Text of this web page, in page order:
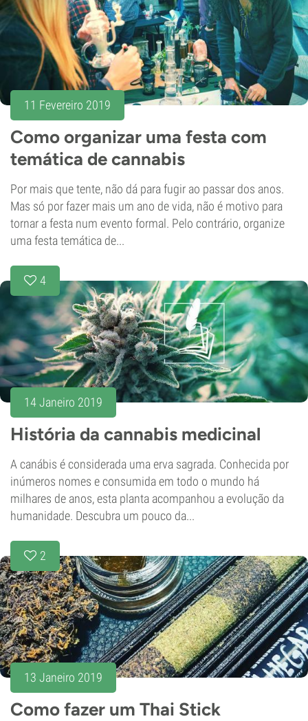
11 Fevereiro 2019
Como organizar uma festa com
temática de cannabis
Por mais que tente, não dá para fugir ao passar dos anos.
Mas só por fazer mais um ano de vida, não é motivo para
tornar a festa num evento formal. Pelo contrário, organize
uma festa temática de...
4
14 Janeiro 2019
História da cannabis medicinal
A canábis é considerada uma erva sagrada. Conhecida por
inúmeros nomes e consumida em todo o mundo há
milhares de anos, esta planta acompanhou a evolução da
humanidade. Descubra um pouco da...
2
13 Janeiro 2019
Como fazer um Thai Stick